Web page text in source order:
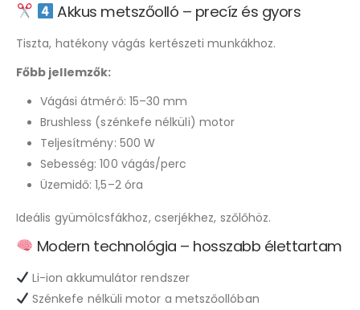
Akkus metszőolló – precíz és gyors
Tiszta, hatékony vágás kertészeti munkákhoz.
Főbb jellemzők:
Vágási átmérő: 15–30 mm
Brushless (szénkefe nélküli) motor
Teljesítmény: 500 W
Sebesség: 100 vágás/perc
Üzemidő: 1,5–2 óra
Ideális gyümölcsfákhoz, cserjékhez, szőlőhöz.
Modern technológia – hosszabb élettartam
Li-ion akkumulátor rendszer
Szénkefe nélküli motor a metszőollóban